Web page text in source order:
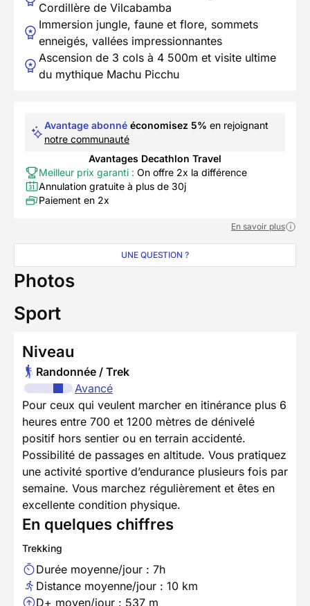
Cordillère de Vilcabamba
Immersion jungle, faune et flore, sommets
enneigés, vallées impressionnantes
Ascension de 3 cols à 4 500m et visite ultime
du mythique Machu Picchu
Avantage abonné économisez 5% en rejoignant
notre communauté
Avantages Decathlon Travel
Meilleur prix garanti : On offre 2x la différence
Annulation gratuite à plus de 30j
Paiement en 2x
En savoir plus
UNE QUESTION ?
Photos
Sport
Niveau
Randonnée / Trek
Avancé
Pour ceux qui veulent marcher en itinérance plus 6
heures entre 700 et 1200 mètres de dénivelé
positif hors sentier ou en terrain accidenté.
Possibilité de passages en altitude. Vous pratiquez
une activité sportive d’endurance plusieurs fois par
semaine. Vous marchez régulièrement et êtes en
excellente condition physique.
En quelques chiffres
Trekking
Durée moyenne/jour : 7h
Distance moyenne/jour : 10 km
D+ moyen/jour : 537 m